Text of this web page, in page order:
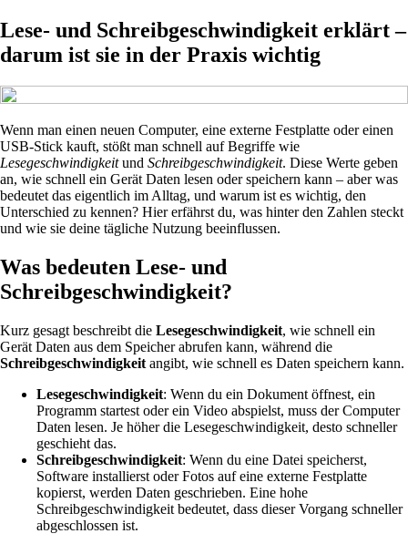
Lese- und Schreibgeschwindigkeit erklärt –
darum ist sie in der Praxis wichtig
Wenn man einen neuen Computer, eine externe Festplatte oder einen
USB-Stick kauft, stößt man schnell auf Begriffe wie
Lesegeschwindigkeitund Schreibgeschwindigkeit. Diese Werte geben
an, wie schnell ein Gerät Daten lesen oder speichern kann – aber was
bedeutet das eigentlich im Alltag, und warum ist es wichtig, den
Unterschied zu kennen? Hier erfährst du, was hinter den Zahlen steckt
und wie sie deine tägliche Nutzung beeinflussen.
Was bedeuten Lese- und
Schreibgeschwindigkeit?
Kurz gesagt beschreibt die Lesegeschwindigkeit, wie schnell ein
Gerät Daten aus dem Speicher abrufen kann, während die
Schreibgeschwindigkeit angibt, wie schnell es Daten speichern kann.
Lesegeschwindigkeit: Wenn du ein Dokument öffnest, ein
Programm startest oder ein Video abspielst, muss der Computer
Daten lesen. Je höher die Lesegeschwindigkeit, desto schneller
geschieht das.
Schreibgeschwindigkeit: Wenn du eine Datei speicherst,
Software installierst oder Fotos auf eine externe Festplatte
kopierst, werden Daten geschrieben. Eine hohe
Schreibgeschwindigkeit bedeutet, dass dieser Vorgang schneller
abgeschlossen ist.